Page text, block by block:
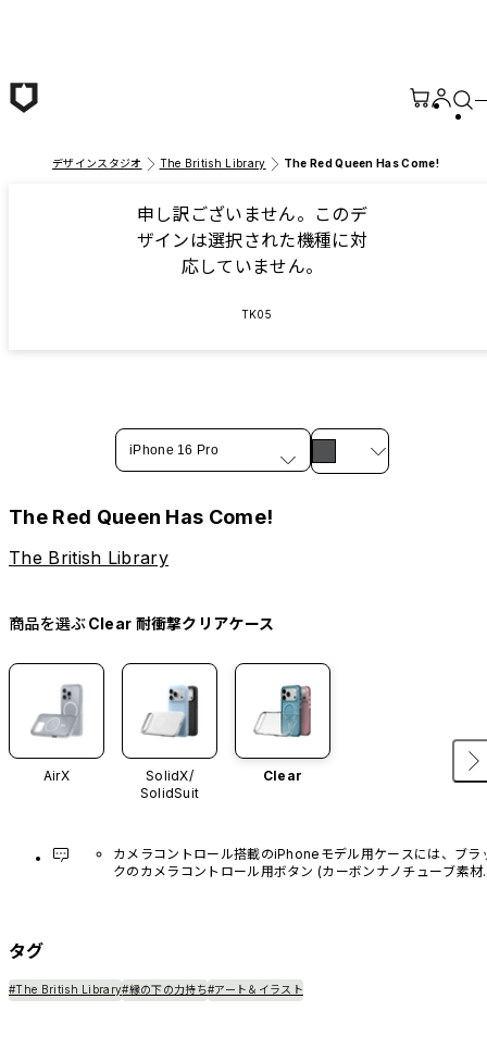
デザインスタジオ The British Library The Red Queen Has Come!
申し訳ございません。このデ
ザインは選択された機種に対
応していません。
TK05
iPhone 16 Pro
The Red Queen Has Come!
The British Library
商品を選ぶClear 耐衝撃クリアケース
AirX
SolidX/
SolidSuit
Clear
カメラコントロール搭載のiPhoneモデル用ケースには、ブラ
クのカメラコントロール用ボタン (カーボンナノチューブ素材)
タグ
#The British Library#縁の下の力持ち#アート＆イラスト